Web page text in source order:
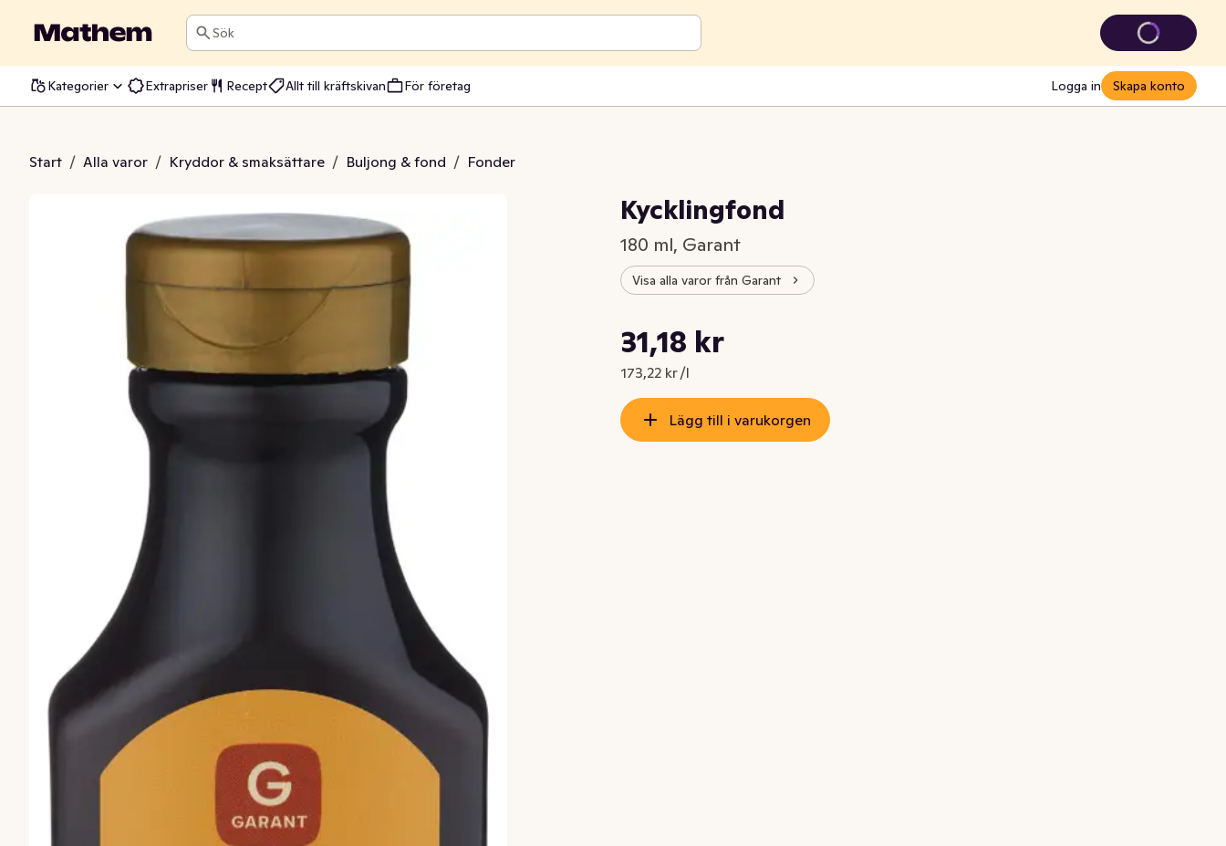
Sök
Kategorier Extrapriser Recept Allt till kräftskivan För företag Logga in Skapa konto
Start / Alla varor / Kryddor & smaksättare / Buljong & fond / Fonder
Kycklingfond
180 ml, Garant
Visa alla varor från Garant
Nuvarande pris är: 31,18 kr
31,18 kr
173,22 kr /l
Styckpris: 173,22 kr /l
Lägg till i varukorgen